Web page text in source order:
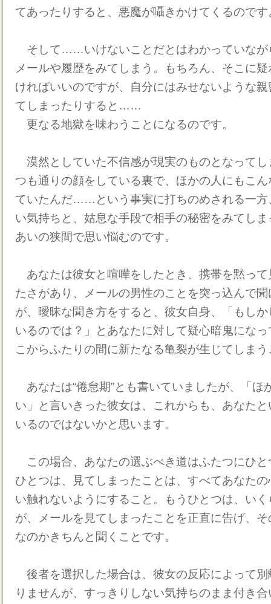
てあったりすると、悪魔が囁きかけてくるのです
そして……いけないことだとはわかっていなが
メールや履歴をみてしまう。もちろん、そこに
ければいいのですが、自分にはみせないような
てしまったりすると……
更なる地獄を味わうことになるのです。
漠然としていた不信感が現実のものとなって
つも通りの顔をしている裏で、ほかの人にもこ
ていたんだ……という事実に打ちのめされる一方
い気持ちと、姑息な手段で相手の秘密をみてし
あいの狭間で思い悩むのです。
あなたは彼女と喧嘩をしたとき、携帯を黙っ
たさがあり、メールの男性のことを突っ込んで
が、曖昧な聞き方をすると、彼女自身、「もし
いるのでは？」とあなたに対して疑心暗鬼にな
こからふたりの間に新たなる亀裂が生じてしま
あなたは“倦怠期”とも書いていましたが、「ほ
い」と言いきった彼女は、これからも、あなた
いるのではないかと思います。
この場合、あなたの選ぶべき道はふたつにひ
ひとつは、見てしまったことは、すべてあなた
い触れないようにすること。もうひとつは、い
が、メールを見てしまったことを正直に告げ、
なのかきちんと聞くことです。
後者を選択した場合は、彼女の反応によって
りませんが、すっきりしない気持ちのまま付き